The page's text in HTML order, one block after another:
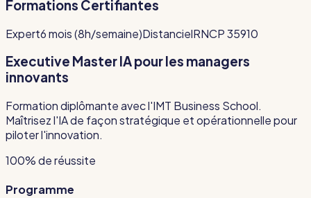
Formations Certifiantes
Expert6 mois (8h/semaine)DistancielRNCP 35910
Executive Master IA pour les managers
innovants
Formation diplômante avec l'IMT Business School.
Maîtrisez l'IA de façon stratégique et opérationnelle pour
piloter l'innovation.
100% de réussite
Programme